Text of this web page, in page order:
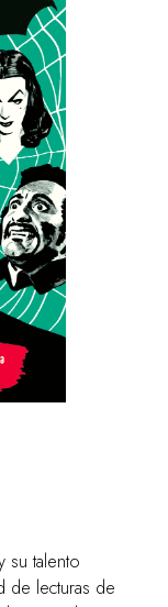
su talento
de lecturas de